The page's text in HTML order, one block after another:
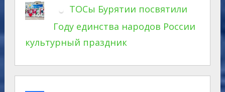
ТОСы Бурятии посвятили
Году единства народов России
культурный праздник